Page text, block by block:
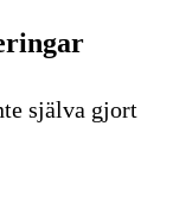
själva gjort